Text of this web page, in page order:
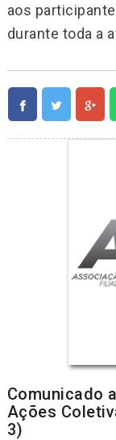
aos
durante toda a
Comunicado
Ações
3)